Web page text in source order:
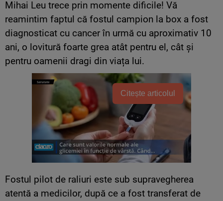
Mihai Leu trece prin momente dificile! Vă
reamintim faptul că fostul campion la box a fost
diagnosticat cu cancer în urmă cu aproximativ 10
ani, o lovitură foarte grea atât pentru el, cât și
pentru oamenii dragi din viața lui.
Citește articolul
Fostul pilot de raliuri este sub supravegherea
atentă a medicilor, după ce a fost transferat de